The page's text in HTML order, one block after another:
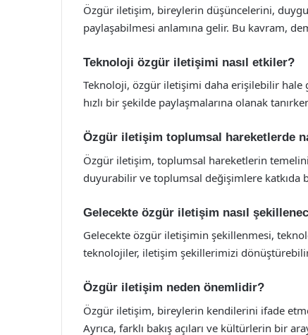
Özgür iletişim, bireylerin düşüncelerini,
paylaşabilmesi anlamına gelir. Bu kavram,
Teknoloji özgür iletişimi nasıl etkiler?
Teknoloji, özgür iletişimi daha erişilebilir
hızlı bir şekilde paylaşmalarına olanak
Özgür iletişim toplumsal hareketlerde
Özgür iletişim, toplumsal hareketlerin
duyurabilir ve toplumsal değişimlere katkıda
Gelecekte özgür iletişim nasıl
Gelecekte özgür iletişimin şekillenmesi,
teknolojiler, iletişim şekillerimizi
Özgür iletişim neden önemlidir?
Özgür iletişim, bireylerin kendilerini ifade
Ayrıca, farklı bakış açıları ve kültürlerin bir